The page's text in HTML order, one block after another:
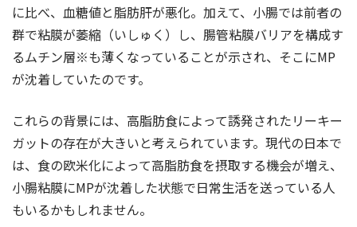
に比べ、血糖値と脂肪肝が悪化。加えて、小腸では前者の
群で粘膜が萎縮（いしゅく）し、腸管粘膜バリアを構成す
るムチン層※も薄くなっていることが示され、そこにMP
が沈着していたのです。
これらの背景には、高脂肪食によって誘発されたリーキー
ガットの存在が大きいと考えられています。現代の日本で
は、食の欧米化によって高脂肪食を摂取する機会が増え、
小腸粘膜にMPが沈着した状態で日常生活を送っている人
もいるかもしれません。